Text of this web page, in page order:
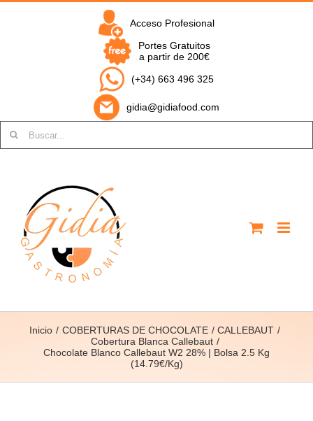
Saltar
Acceso Profesional
Portes Gratuitos
a partir de 200€
(+34) 663 496 325
gidia@gidiafood.com
Inicio COBERTURAS DE CHOCOLATE
CALLEBAUT
Cobertura Blanca Callebaut
Chocolate Blanco Callebaut W2 28% | Bolsa 2.5 Kg
(14.79€/Kg)